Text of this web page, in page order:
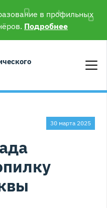
в профильных
Подробнее
30 марта 2025